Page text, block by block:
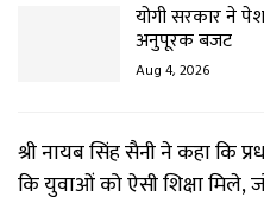
योगी सरकार ने
अनुपूरक बजट
Aug 4, 2026
श्री नायब सिंह सैनी ने कहा कि
कि युवाओं को ऐसी शिक्षा मिले,